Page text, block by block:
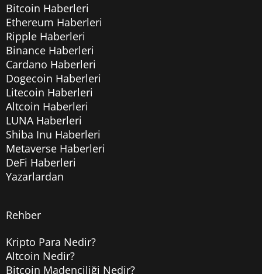
Bitcoin Haberleri
Ethereum Haberleri
Ripple Haberleri
Binance Haberleri
Cardano Haberleri
Dogecoin Haberleri
Litecoin Haberleri
Altcoin Haberleri
LUNA Haberleri
Shiba Inu Haberleri
Metaverse Haberleri
DeFi Haberleri
Yazarlardan
Rehber
Kripto Para Nedir?
Altcoin Nedir?
Bitcoin Madenciliği Nedir?